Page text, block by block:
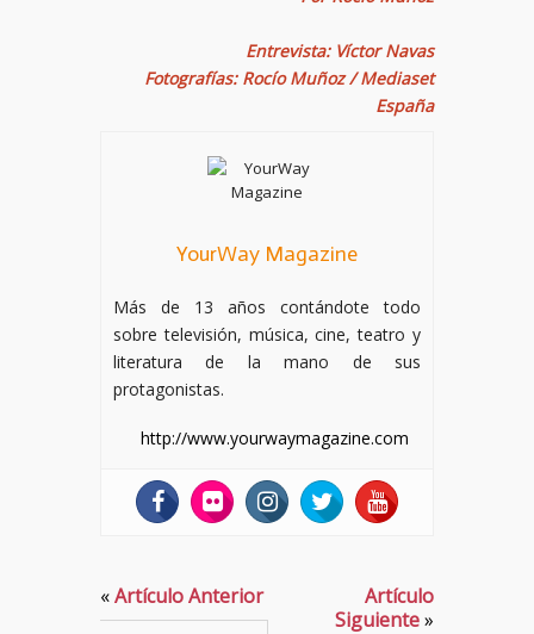
Entrevista: Víctor Navas
Fotografías: Rocío Muñoz / Mediaset
España
YourWay Magazine
Más de 13 años contándote todo
sobre televisión, música, cine, teatro y
literatura de la mano de sus
protagonistas.
http://www.yourwaymagazine.com
«Artículo Anterior
Artículo
Siguiente»